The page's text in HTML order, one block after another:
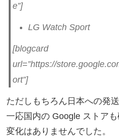
e”]
LG Watch Sport
[blogcard
url=”https://
ort”]
ただしもちろん日本への発
一応国内の Google ストア
変化はありませんでした。